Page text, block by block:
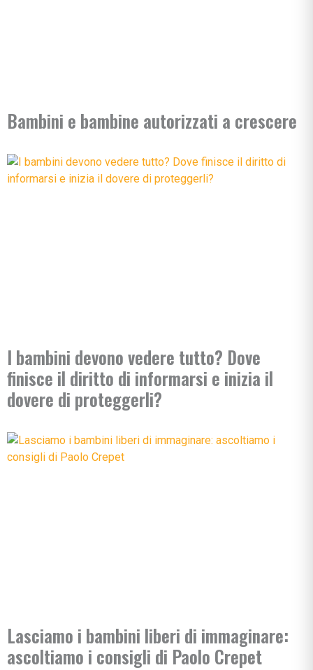
Bambini e bambine autorizzati a crescere
I bambini devono vedere tutto? Dove
finisce il diritto di informarsi e inizia il
dovere di proteggerli?
Lasciamo i bambini liberi di immaginare:
ascoltiamo i consigli di Paolo Crepet